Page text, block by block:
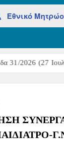
Εθνικό
31/2026 (27